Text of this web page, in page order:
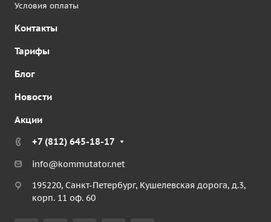
Условия оплаты
Контакты
Тарифы
Блог
Новости
Акции
+7 (812) 645-18-17
info@kommutator.net
195220, Санкт-Петербург, Кушелевская дорога, д.3,
корп. 11 оф. 60